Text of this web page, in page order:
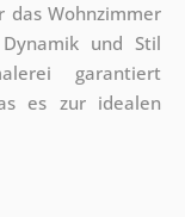
das Wohnzimmer
und Stil
garantiert
es zur idealen